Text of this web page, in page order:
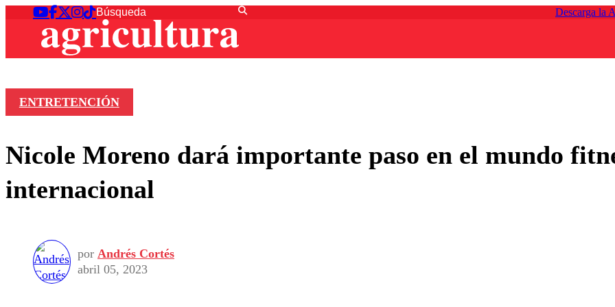
Descarga la
ENTRETENCIÓN
Nicole Moreno dará importante paso en el mundo
internacional
por Andrés Cortés
abril 05, 2023